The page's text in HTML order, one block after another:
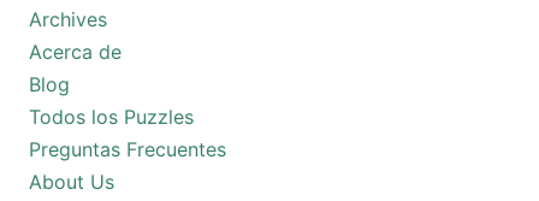
Archives
Acerca de
Blog
Todos los Puzzles
Preguntas Frecuentes
About Us